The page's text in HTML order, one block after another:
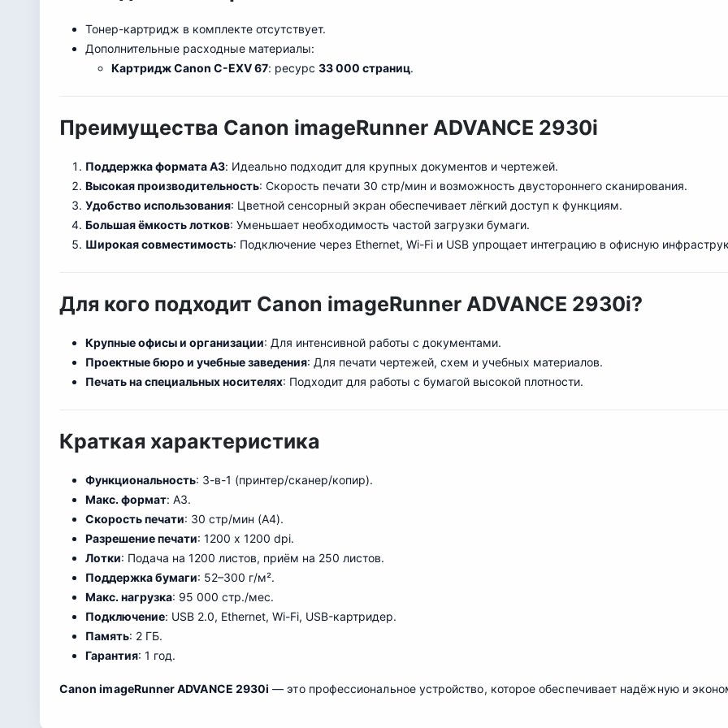
Тонер-картридж в комплекте отсутствует.
Дополнительные расходные материалы:
Картридж Canon C-EXV 67: ресурс 33 000 страниц.
Преимущества Canon imageRunner ADVANCE 2930i
Поддержка формата A3: Идеально подходит для крупных документов и чертежей.
Высокая производительность: Скорость печати 30 стр/мин и возможность двустороннего сканирования.
Удобство использования: Цветной сенсорный экран обеспечивает лёгкий доступ к функциям.
Большая ёмкость лотков: Уменьшает необходимость частой загрузки бумаги.
Широкая совместимость: Подключение через Ethernet, Wi-Fi и USB упрощает интеграцию в офисную
Для кого подходит Canon imageRunner ADVANCE 2930i?
Крупные офисы и организации: Для интенсивной работы с документами.
Проектные бюро и учебные заведения: Для печати чертежей, схем и учебных материалов.
Печать на специальных носителях: Подходит для работы с бумагой высокой плотности.
Краткая характеристика
Функциональность: 3-в-1 (принтер/сканер/копир).
Макс. формат: A3.
Скорость печати: 30 стр/мин (A4).
Разрешение печати: 1200 x 1200 dpi.
Лотки: Подача на 1200 листов, приём на 250 листов.
Поддержка бумаги: 52–300 г/м².
Макс. нагрузка: 95 000 стр./мес.
Подключение: USB 2.0, Ethernet, Wi-Fi, USB-картридер.
Память: 2 ГБ.
Гарантия: 1 год.
Canon imageRunner ADVANCE 2930i — это профессиональное устройство, которое обеспечивает надёжную и